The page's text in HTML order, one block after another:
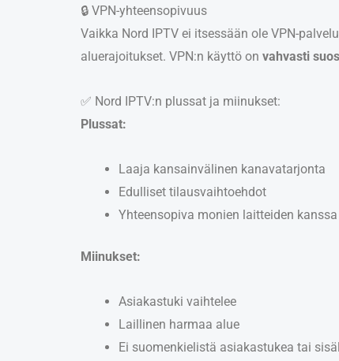
🔒 VPN-yhteensopivuus
Vaikka Nord IPTV ei itsessään ole VPN-
aluerajoitukset. VPN:n käyttö on vahvasti
✅ Nord IPTV:n plussat ja miinukset:
Plussat:
Laaja kansainvälinen kanavatarjonta
Edulliset tilausvaihtoehdot
Yhteensopiva monien laitteiden kanssa
Miinukset:
Asiakastuki vaihtelee
Laillinen harmaa alue
Ei suomenkielistä asiakastukea tai